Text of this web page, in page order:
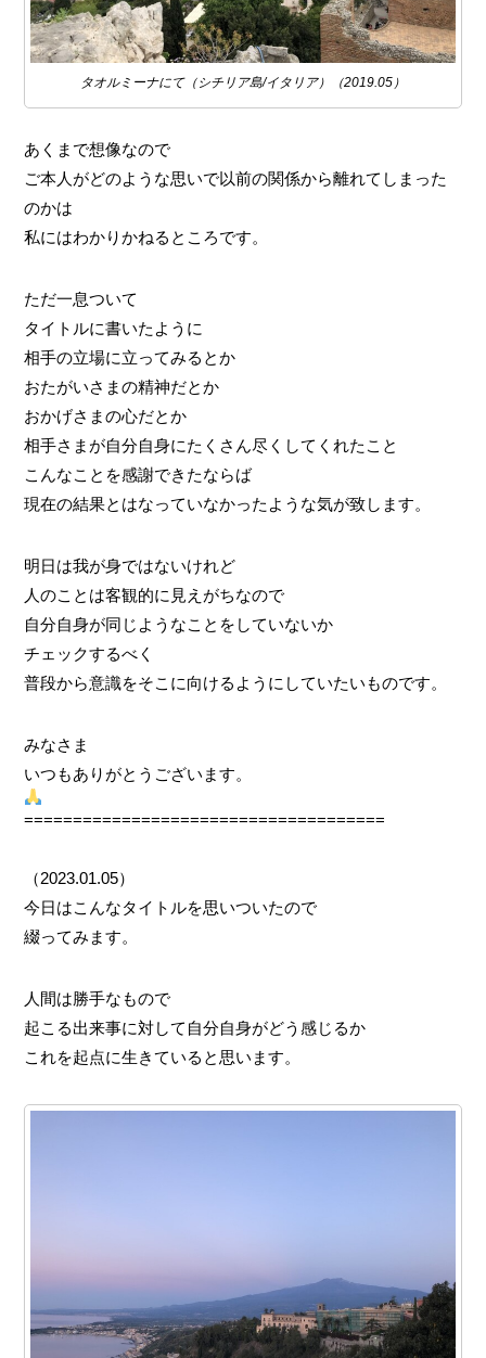
タオルミーナにて（シチリア島/イタリア）（2019.05）
あくまで想像なので
ご本人がどのような思いで以前の関係から離れてしまった
のかは
私にはわかりかねるところです。
ただ一息ついて
タイトルに書いたように
相手の立場に立ってみるとか
おたがいさまの精神だとか
おかげさまの心だとか
相手さまが自分自身にたくさん尽くしてくれたこと
こんなことを感謝できたならば
現在の結果とはなっていなかったような気が致します。
明日は我が身ではないけれど
人のことは客観的に見えがちなので
自分自身が同じようなことをしていないか
チェックするべく
普段から意識をそこに向けるようにしていたいものです。
みなさま
いつもありがとうございます。
=====================================
（2023.01.05）
今日はこんなタイトルを思いついたので
綴ってみます。
人間は勝手なもので
起こる出来事に対して自分自身がどう感じるか
これを起点に生きていると思います。